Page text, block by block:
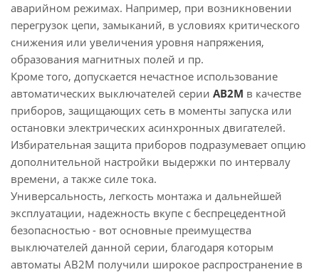
аварийном режимах. Например, при возникновении
перегрузок цепи, замыканий, в условиях критического
снижения или увеличения уровня напряжения,
образования магнитных полей и пр.
Кроме того, допускается нечастное использование
автоматических выключателей серии АВ2М в качестве
приборов, защищающих сеть в моменты запуска или
остановки электрических асинхронных двигателей.
Избирательная защита приборов подразумевает опцию
дополнительной настройки выдержки по интервалу
времени, а также силе тока.
Универсальность, легкость монтажа и дальнейшей
эксплуатации, надежность вкупе с беспрецедентной
безопасностью - вот основные преимущества
выключателей данной серии, благодаря которым
автоматы АВ2М получили широкое распространение в